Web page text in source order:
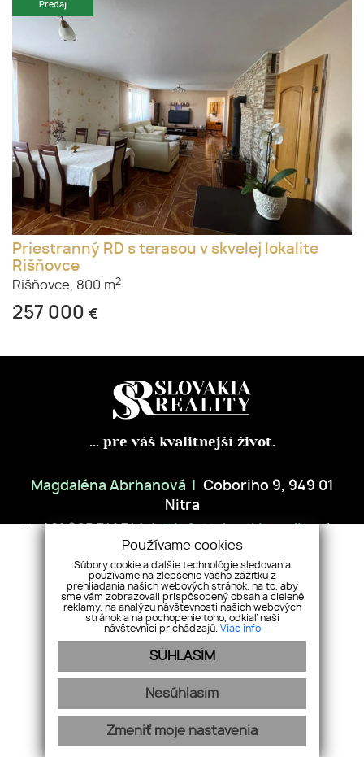
Predaj
Priestranný RD s terasou v skvelej lokalite
Rišňovce
Rišňovce, 800 m2
257 000 €
... pre váš kvalitnejší život.
Magdaléna Abrhanová
Coboriho 9, 949 01
Nitra
+421 905 741 744
info@slovakiareality.sk
NEHNUTEĽNOSTI PREDAJTE S NAMI
NÁŠ TÍM
REFERENCIE
SLUŽBY BLOG KONTAKT GDPR COOKIES
webex.digital- REALVIA.sk
Používame cookies
Súbory cookie a ďalšie technológie sledovania
používame na zlepšenie vášho zážitku z
prehliadania našich webových stránok, na to, aby
sme vám zobrazovali prispôsobený obsah a cielené
reklamy, na analýzu návštevnosti našich webových
stránok a na pochopenie toho, odkiaľ naši
návštevníci prichádzajú. Viac info
SÚHLASÍM
Nesúhlasím
Zmeniť moje nastavenia